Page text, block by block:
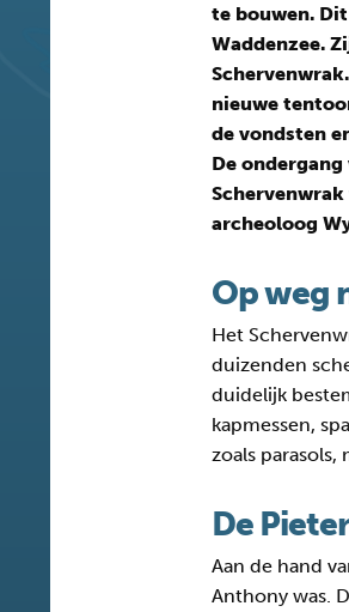
te bouwen.
Waddenzee.
nieuwe
de vondsten
De
archeoloog
Op weg
Het
duizenden
duidelijk
kapmessen,
zoals parasols,
De
Aan de hand
Anthony was.